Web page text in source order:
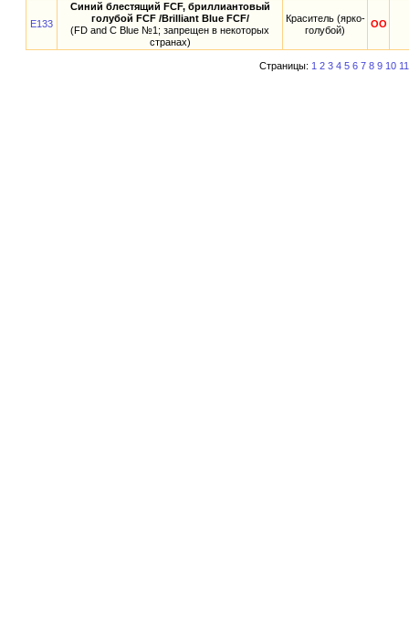
E133
Синий блестящий FCF, бриллиантовый
голубой FCF /Brilliant Blue FCF/
(FD and С Blue №1; запрещен в некоторых
странах)
Краситель (ярко-
голубой)
ОО
Страницы: 1 2 3 4 5 6 7 8 9 10 11